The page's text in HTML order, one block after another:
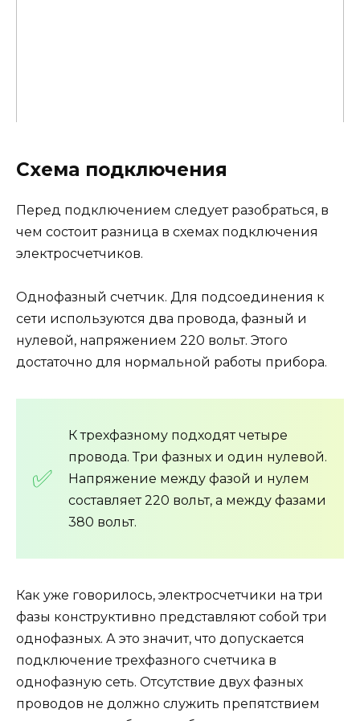
Схема подключения
Перед подключением следует разобраться, в
чем состоит разница в схемах подключения
электросчетчиков.
Однофазный счетчик. Для подсоединения к
сети используются два провода, фазный и
нулевой, напряжением 220 вольт. Этого
достаточно для нормальной работы прибора.
К трехфазному подходят четыре
провода. Три фазных и один нулевой.
Напряжение между фазой и нулем
составляет 220 вольт, а между фазами
380 вольт.
Как уже говорилось, электросчетчики на три
фазы конструктивно представляют собой три
однофазных. А это значит, что допускается
подключение трехфазного счетчика в
однофазную сеть. Отсутствие двух фазных
проводов не должно служить препятствием